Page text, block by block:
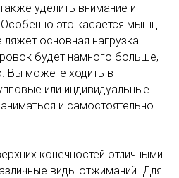
уделить внимание и
это касается мышц
основная нагрузка.
будет намного больше,
Вы можете ходить в
или индивидуальные
и самостоятельно
конечностей отличными
виды отжиманий. Для